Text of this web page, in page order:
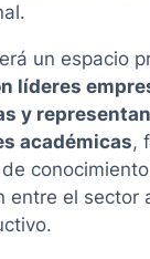
un espacio
líderes
y
académicas,
entre el sector